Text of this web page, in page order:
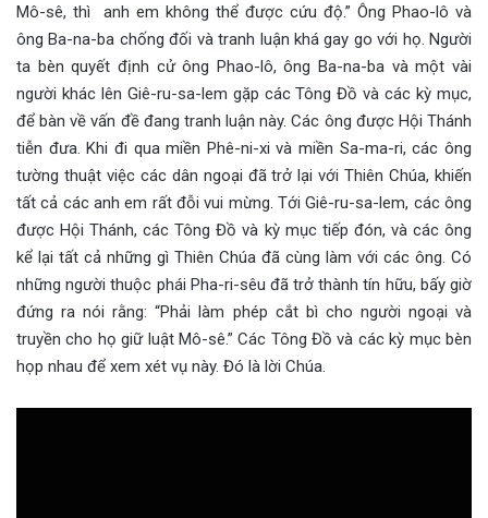
Mô-sê, thì anh em không thể được cứu độ.” Ông Phao-lô và
ông Ba-na-ba chống đối và tranh luận khá gay go với họ. Người
ta bèn quyết định cử ông Phao-lô, ông Ba-na-ba và một vài
người khác lên Giê-ru-sa-lem gặp các Tông Đồ và các kỳ mục,
để bàn về vấn đề đang tranh luận này. Các ông được Hội Thánh
tiễn đưa. Khi đi qua miền Phê-ni-xi và miền Sa-ma-ri, các ông
tường thuật việc các dân ngoại đã trở lại với Thiên Chúa, khiến
tất cả các anh em rất đỗi vui mừng. Tới Giê-ru-sa-lem, các ông
được Hội Thánh, các Tông Đồ và kỳ mục tiếp đón, và các ông
kể lại tất cả những gì Thiên Chúa đã cùng làm với các ông. Có
những người thuộc phái Pha-ri-sêu đã trở thành tín hữu, bấy giờ
đứng ra nói rằng: “Phải làm phép cắt bì cho người ngoại và
truyền cho họ giữ luật Mô-sê.” Các Tông Đồ và các kỳ mục bèn
họp nhau để xem xét vụ này. Đó là lời Chúa.